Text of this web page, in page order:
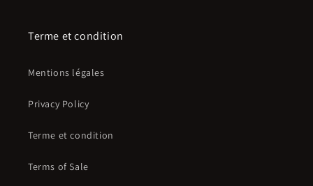
Terme et condition
Mentions légales
Privacy Policy
Terme et condition
Terms of Sale